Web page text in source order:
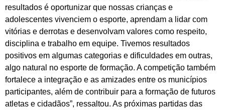
resultados é oportunizar que nossas crianças e
adolescentes vivenciem o esporte, aprendam a lidar com
vitórias e derrotas e desenvolvam valores como respeito,
disciplina e trabalho em equipe. Tivemos resultados
positivos em algumas categorias e dificuldades em outras,
algo natural no esporte de formação. A competição também
fortalece a integração e as amizades entre os municípios
participantes, além de contribuir para a formação de futuros
atletas e cidadãos”, ressaltou. As próximas partidas das